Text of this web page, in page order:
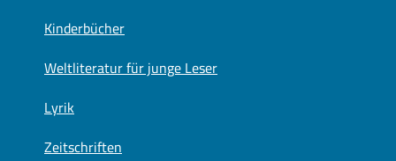
Kinderbücher
Weltliteratur für junge Leser
Lyrik
Zeitschriften